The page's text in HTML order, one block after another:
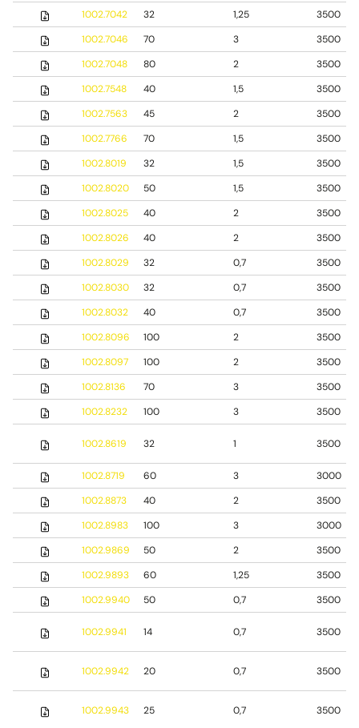
1002.7042
32 1,25
3500
1002.7046
70 3
3500
1002.7048
80 2
3500
1002.7548
40 1,5
3500
1002.7563
45 2
3500
1002.7766
70 1,5
3500
1002.8019
32 1,5
3500
1002.8020
50 1,5
3500
1002.8025
40 2
3500
1002.8026
40 2
3500
1002.8029
32 0,7
3500
1002.8030
32 0,7
3500
1002.8032
40 0,7
3500
1002.8096
100 2
3500
1002.8097
100 2
3500
1002.8136
70 3
3500
1002.8232
100 3 3500
1002.8619 32 1 3500
1002.8719 60 3
3000
1002.8873
40 2
3500
1002.8983
100 3
3000
1002.9869
50 2
3500
1002.9893
60 1,25
3500
1002.9940
50 0,7 3500
1002.9941 14 0,7 3500
1002.9942 20 0,7 3500
1002.9943 25 0,7 3500